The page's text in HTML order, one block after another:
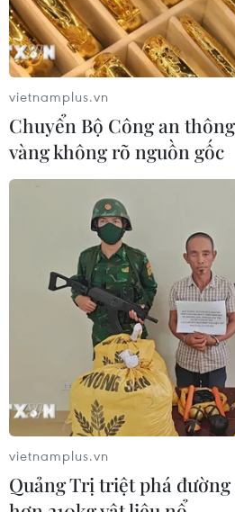
TIN CÙNG CHUYÊN MỤC
Thị trường vaccine thế giới
hướng sang người cao tuổi
08/08/2026 15:01
Chuyên gia Nhật Bản nói Việt
nên ưu tiên sản xuất và đóng
bán dẫn
vietnamplus.vn
Chuyển Bộ Công an
vàng không rõ nguồn gốc
vietnamplus.vn
Quảng Trị triệt phá đường